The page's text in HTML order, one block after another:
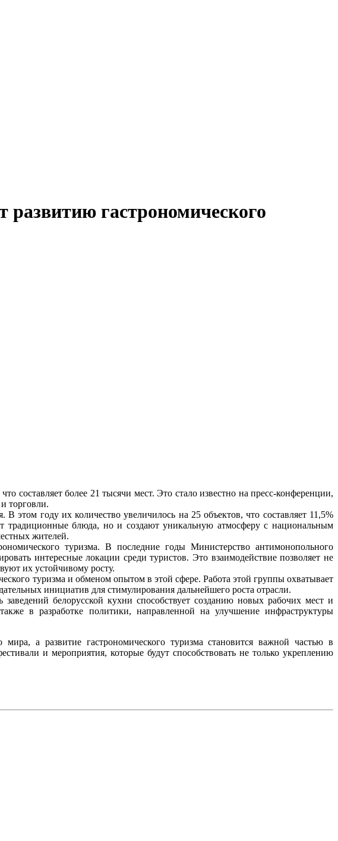
развитию гастрономического
составляет более 21 тысячи мест. Это стало известно на пресс-конференции,
торговли.
этом году их количество увеличилось на 25 объектов, что составляет 11,5%
традиционные блюда, но и создают уникальную атмосферу с национальным
жителей.
туризма. В последние годы Министерство антимонопольного
интересные локации среди туристов. Это взаимодействие позволяет не
их устойчивому росту.
туризма и обменом опытом в этой сфере. Работа этой группы охватывает
инициатив для стимулирования дальнейшего роста отрасли.
белорусской кухни способствует созданию новых рабочих мест и
в разработке политики, направленной на улучшение инфраструктуры
а развитие гастрономического туризма становится важной частью в
и мероприятия, которые будут способствовать не только укреплению